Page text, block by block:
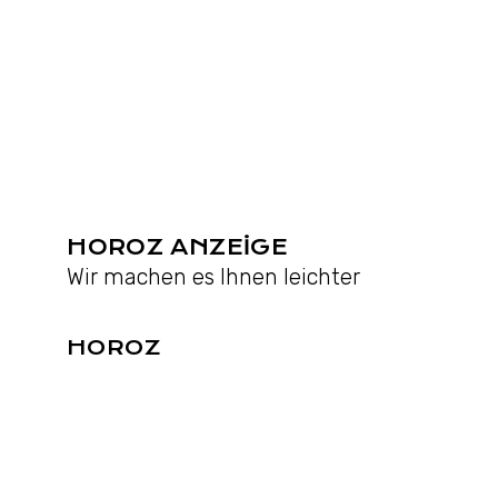
HOROZ ANZEIGE
Wir machen es Ihnen leichter
HOROZ